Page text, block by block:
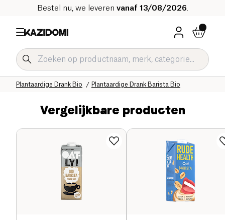
Bestel nu, we leveren vanaf 13/08/2026
Plantaardige Drank Barista Bio
Plantaardige Drank Bio
Dranken Bio
Onze biologische catalogus
Home
Vergelijkbare producten